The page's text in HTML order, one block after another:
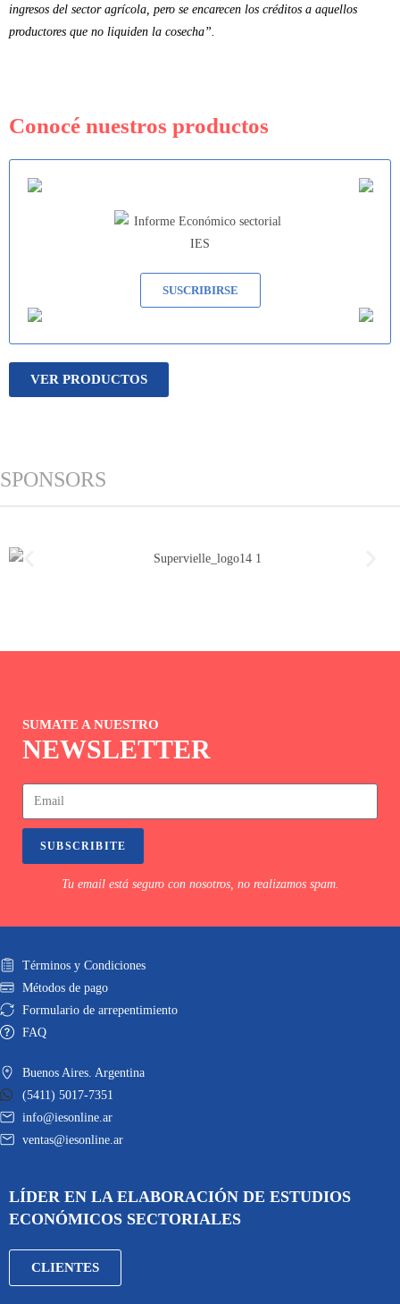
ingresos del sector agrícola, pero se encarecen los créditos a aquellos
productores que no liquiden la cosecha”.
Conocé nuestros productos
SUSCRIBIRSE
VER PRODUCTOS
SPONSORS
SUMATE A NUESTRO
NEWSLETTER
SUBSCRIBITE
Tu email está seguro con nosotros, no realizamos spam.
Términos y Condiciones
Métodos de pago
Formulario de arrepentimiento
FAQ
Buenos Aires. Argentina
(5411) 5017-7351
info@iesonline.ar
ventas@iesonline.ar
LÍDER EN LA ELABORACIÓN DE ESTUDIOS
ECONÓMICOS SECTORIALES
CLIENTES